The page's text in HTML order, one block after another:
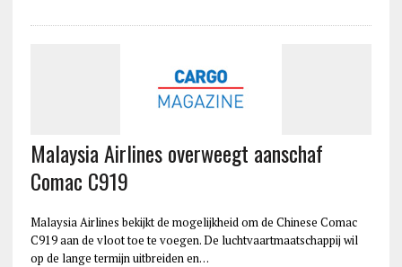
Malaysia Airlines overweegt aanschaf
Comac C919
Malaysia Airlines bekijkt de mogelijkheid om de Chinese Comac
C919 aan de vloot toe te voegen. De luchtvaartmaatschappij wil
op de lange termijn uitbreiden en…